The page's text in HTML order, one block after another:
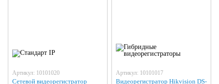
Артикул: 10101020
Сетевой видеорегистратор
Артикул: 10101017
Видеорегистратор Hikvision DS-